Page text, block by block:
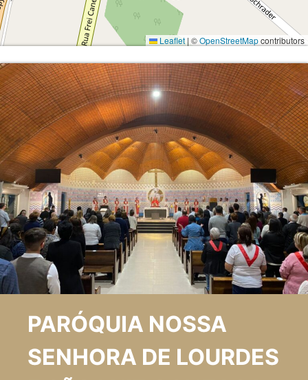
Leaflet | ©OpenStreetMapcontributors
PARÓQUIA NOSSA
SENHORA DE LOURDES